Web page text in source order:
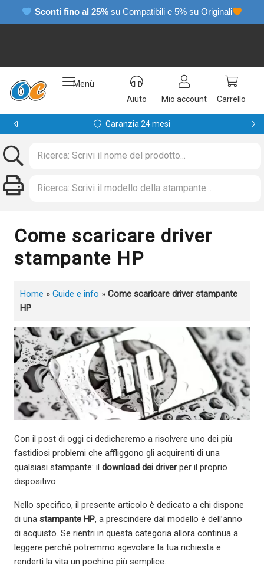
Sconti fino al 25% su Compatibili e 5% su Originali
Menù
Aiuto
Mio account Carrello
Garanzia 24 mesi
Come scaricare driver
stampante HP
Home » Guide e info » Come scaricare driver stampante
HP
Con il post di oggi ci dedicheremo a risolvere uno dei più
fastidiosi problemi che affliggono gli acquirenti di una
qualsiasi stampante: il download dei driverper il proprio
dispositivo.
Nello specifico, il presente articolo è dedicato a chi dispone
di una stampante HP, a prescindere dal modello è dell’anno
di acquisto. Se rientri in questa categoria allora continua a
leggere perché potremmo agevolare la tua richiesta e
renderti la vita un pochino più semplice.